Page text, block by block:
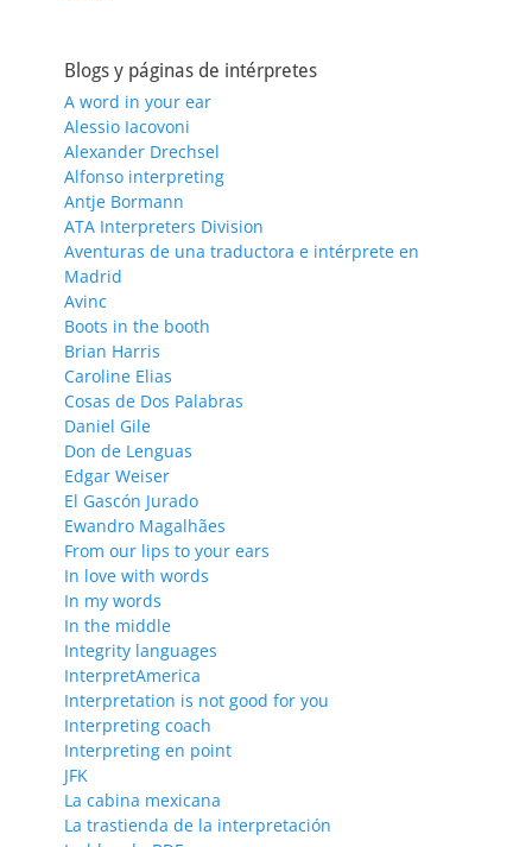
Blogs y páginas de intérpretes
A word in your ear
Alessio Iacovoni
Alexander Drechsel
Alfonso interpreting
Antje Bormann
ATA Interpreters Division
Aventuras de una traductora e intérprete en
Madrid
Avinc
Boots in the booth
Brian Harris
Caroline Elias
Cosas de Dos Palabras
Daniel Gile
Don de Lenguas
Edgar Weiser
El Gascón Jurado
Ewandro Magalhães
From our lips to your ears
In love with words
In my words
In the middle
Integrity languages
InterpretAmerica
Interpretation is not good for you
Interpreting coach
Interpreting en point
JFK
La cabina mexicana
La trastienda de la interpretación